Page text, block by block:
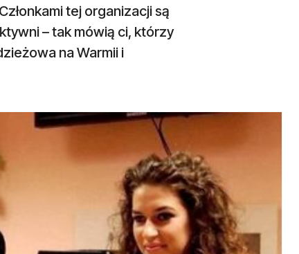
tej organizacji są
– tak mówią ci, którzy
na Warmii i